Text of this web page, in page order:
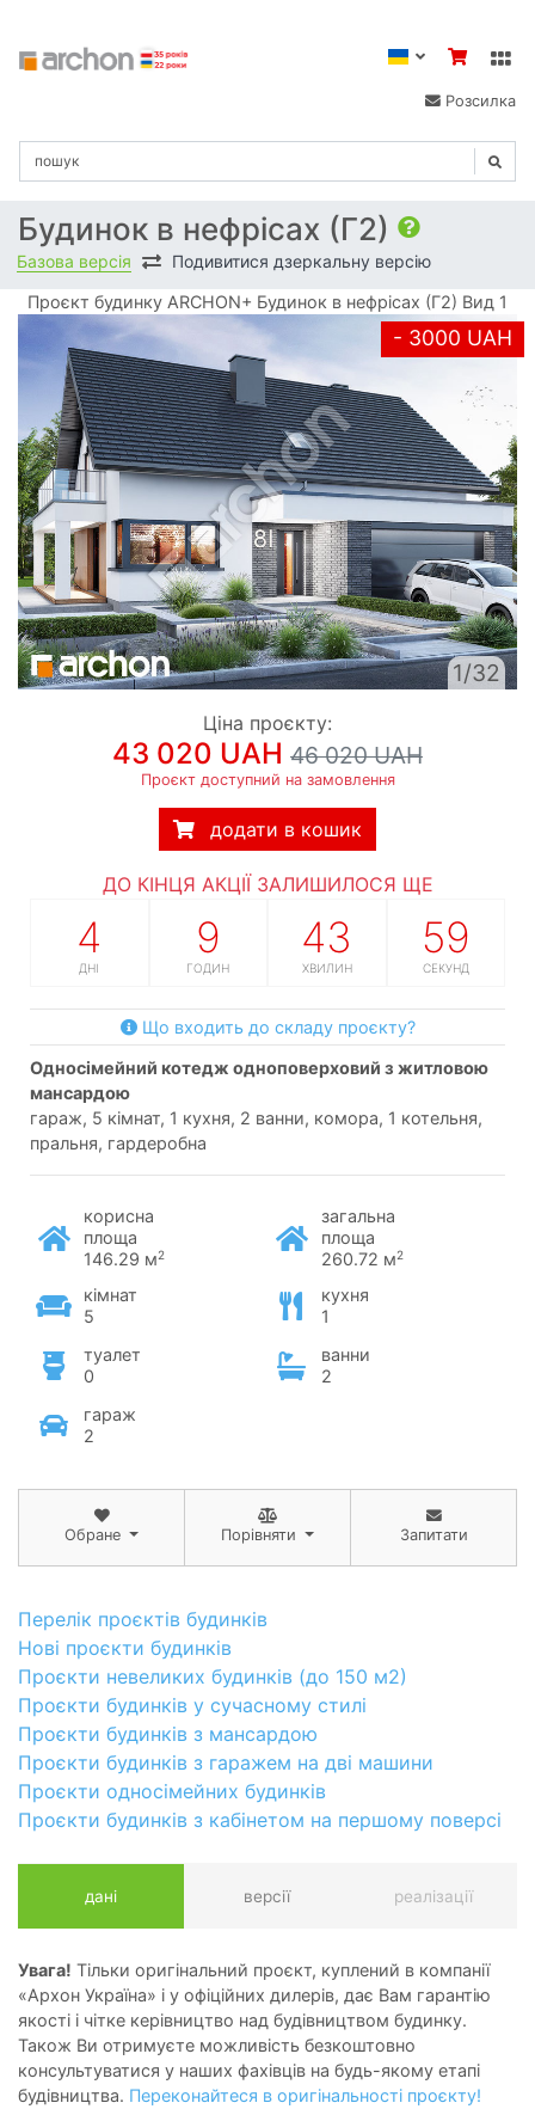
Розсилка
Будинок в нефрісах (Г2)
Базова версія Подивитися дзеркальну версію
Проєкт будинку ARCHON+ Будинок в нефрісах (Г2) Вид 1
- 3000 UAH
1/32
Ціна проєкту:
43 020 UAH 46 020 UAH
Проєкт доступний на замовлення
додати в кошик
ДО КІНЦЯ АКЦІЇ ЗАЛИШИЛОСЯ ЩЕ
4
ДНІ
9
ГОДИН
43
ХВИЛИН
58
СЕКУНД
Що входить до складу проєкту?
односімейний котедж одноповерховий з житловою
мансардою
гараж, 5 кімнат, 1 кухня, 2 ванни, комора, 1 котельня,
пральня, гардеробна
корисна
площа
146.29 м2
загальна
площа
260.72 м2
кімнат
5
кухня
1
туалет
0
ванни
2
гараж
2
Обране Порівняти Запитати
Перелік проєктів будинків
Нові проєкти будинків
Проєкти невеликих будинків (до 150 м2)
Проєкти будинків у сучасному стилі
Проєкти будинків з мансардою
Проєкти будинків з гаражем на дві машини
Проєкти односімейних будинків
Проєкти будинків з кабінетом на першому поверсі
дані версії реалізації
Увага! Тільки оригінальний проєкт, куплений в компанії
«Архон Україна» і у офіційних дилерів, дає Вам гарантію
якості і чітке керівництво над будівництвом будинку.
Також Ви отримуєте можливість безкоштовно
консультуватися у наших фахівців на будь-якому етапі
будівництва. Переконайтеся в оригінальності проєкту!